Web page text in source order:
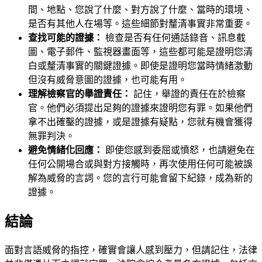
間、地點、您說了什麼、對方說了什麼、當時的環境、
是否有其他人在場等。這些細節對釐清事實非常重要。
查找可能的證據： 檢查是否有任何通話錄音、訊息截
圖、電子郵件、監視器畫面等，這些都可能是證明您清
白或釐清事實的關鍵證據。即使是證明您當時情緒激動
但沒有威脅意圖的證據，也可能有用。
理解檢察官的舉證責任： 記住，舉證的責任在於檢察
官。他們必須提出足夠的證據來證明您有罪。如果他們
拿不出確鑿的證據，或是證據有疑點，您就有機會獲得
無罪判決。
避免情緒化回應：
即使您感到委屈或憤怒，也請避免在
任何公開場合或與對方接觸時，再次使用任何可能被誤
解為威脅的言詞。您的言行可能會留下紀錄，成為新的
證據。
結論
面對言語威脅的指控，確實會讓人感到壓力，但請記住，法律